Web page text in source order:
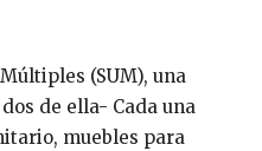
(SUM), una
de ella- Cada una
muebles para